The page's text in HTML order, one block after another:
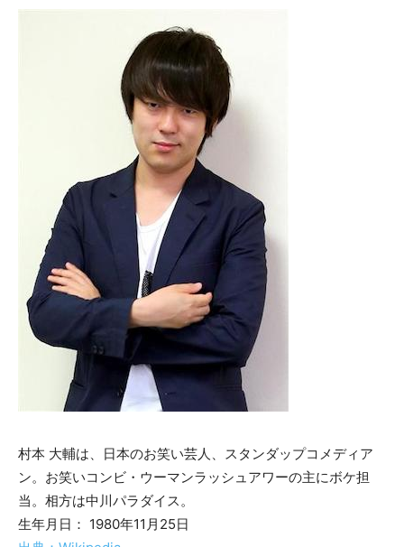
村本 大輔は、日本のお笑い芸人、スタンダップコメディア
ン。お笑いコンビ・ウーマンラッシュアワーの主にボケ担
当。相方は中川パラダイス。
生年月日： 1980年11月25日